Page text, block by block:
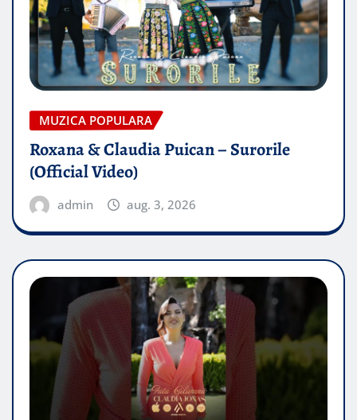
MUZICA POPULARA
Roxana & Claudia Puican – Surorile
(Official Video)
admin aug. 3, 2026